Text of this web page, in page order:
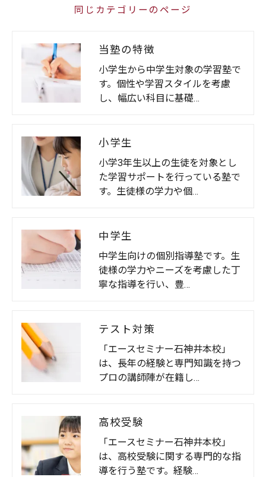
同じカテゴリーのページ
当塾の特徴
小学生から中学生対象の学習塾で
す。個性や学習スタイルを考慮
し、幅広い科目に基礎…
小学生
小学3年生以上の生徒を対象とし
た学習サポートを行っている塾で
す。生徒様の学力や個…
中学生
中学生向けの個別指導塾です。生
徒様の学力やニーズを考慮した丁
寧な指導を行い、豊…
テスト対策
「エースセミナー石神井本校」
は、長年の経験と専門知識を持つ
プロの講師陣が在籍し…
高校受験
「エースセミナー石神井本校」
は、高校受験に関する専門的な指
導を行う塾です。経験…